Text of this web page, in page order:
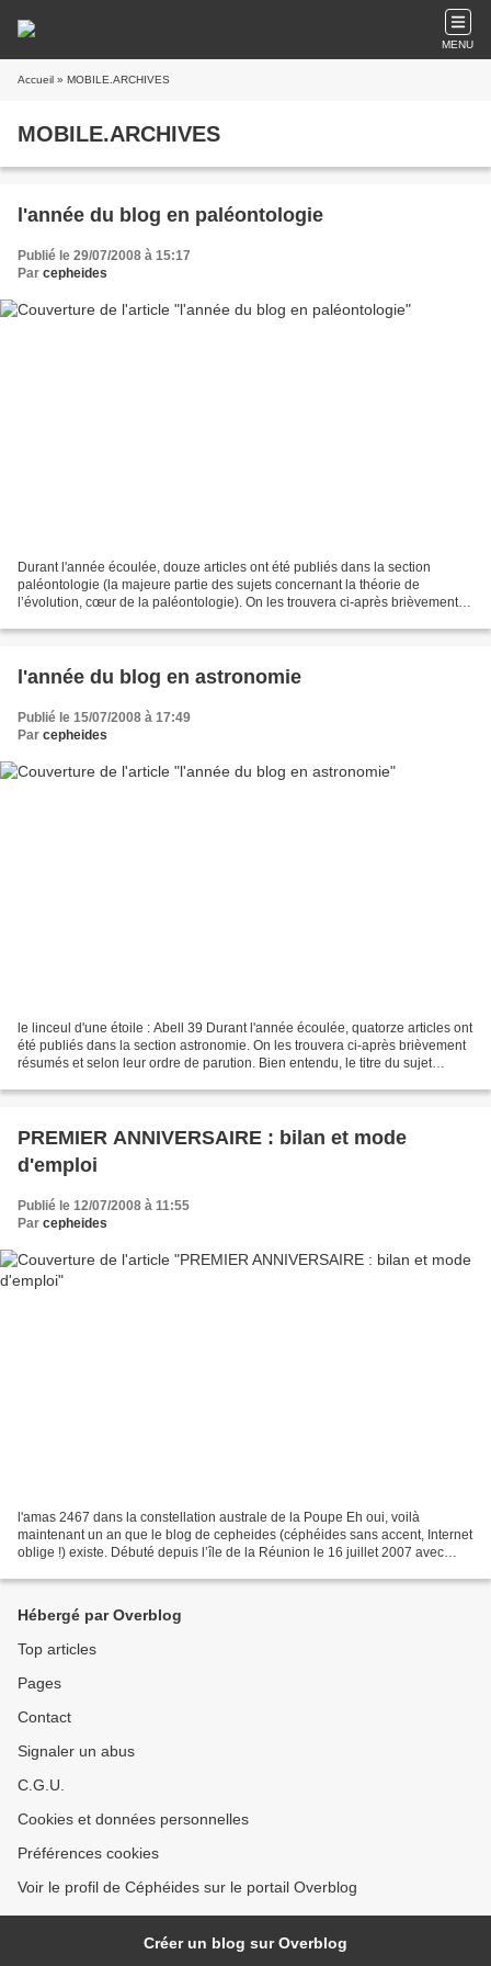
MENU
Accueil » MOBILE.ARCHIVES
MOBILE.ARCHIVES
l'année du blog en paléontologie
Publié le 29/07/2008 à 15:17
Par cepheides
Durant l'année écoulée, douze articles ont été publiés dans la section
paléontologie (la majeure partie des sujets concernant la théorie de
l’évolution, cœur de la paléontologie). On les trouvera ci-après brièvement
l'année du blog en astronomie
Publié le 15/07/2008 à 17:49
Par cepheides
le linceul d'une étoile : Abell 39 Durant l'année écoulée, quatorze articles ont
été publiés dans la section astronomie. On les trouvera ci-après brièvement
résumés et selon leur ordre de parution. Bien entendu, le titre du sujet
PREMIER ANNIVERSAIRE : bilan et mode
d'emploi
Publié le 12/07/2008 à 11:55
Par cepheides
l'amas 2467 dans la constellation australe de la Poupe Eh oui, voilà
maintenant un an que le blog de cepheides (céphéides sans accent, Internet
oblige !) existe. Débuté depuis l’île de la Réunion le 16 juillet 2007 avec
Hébergé par Overblog
Top articles
Pages
Contact
Signaler un abus
C.G.U.
Cookies et données personnelles
Préférences cookies
Voir le profil de Céphéides sur le portail Overblog
Créer un blog sur Overblog